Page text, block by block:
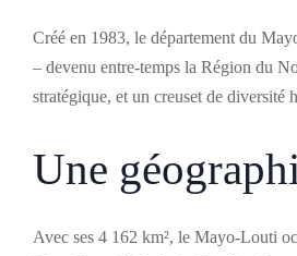
Créé en 1983, le département du
– devenu entre-temps la Région du
stratégique, et un creuset de diversité
Une
Avec ses 4 162 km², le Mayo-Louti